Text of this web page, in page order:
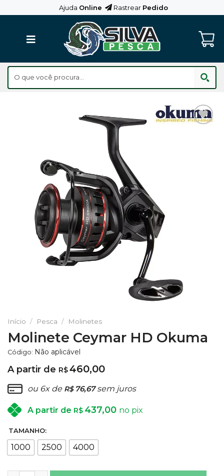
Ajuda Online Rastrear Pedido
Início / Pesca / Molinetes
Molinete Ceymar HD Okuma
Código: Não aplicável
A partir de R$460,00
ou 6x de R$ 76,67sem juros
A partir de R$ 437,00 no pix
TAMANHO:
1000 2500 4000